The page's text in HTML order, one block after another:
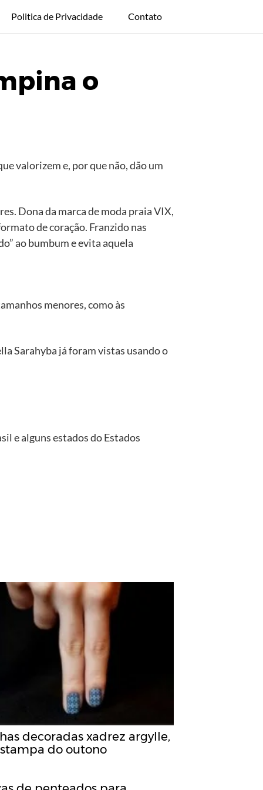
Politica de Privacidade Contato
o
valorizem e, por que não, dão um
Dona da marca de moda praia VIX,
de coração. Franzido nas
ao bumbum e evita aquela
menores, como às
Sarahyba já foram vistas usando o
e alguns estados do Estados
decoradas xadrez argylle,
do outono